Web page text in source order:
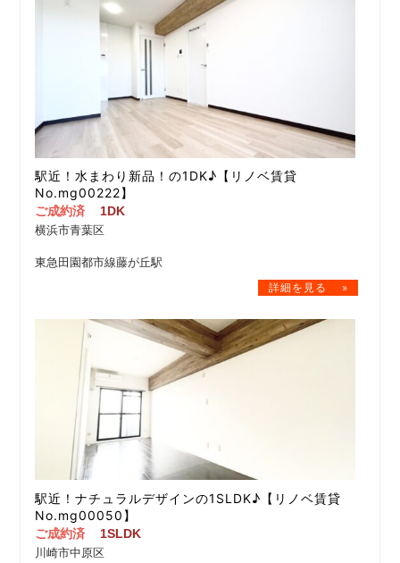
駅近！水まわり新品！の1DK♪【リノベ賃貸
No.mg00222】
ご成約済
1DK
横浜市青葉区
東急田園都市線藤が丘駅
駅近！ナチュラルデザインの1SLDK♪【リノベ賃貸
No.mg00050】
ご成約済
1SLDK
川崎市中原区